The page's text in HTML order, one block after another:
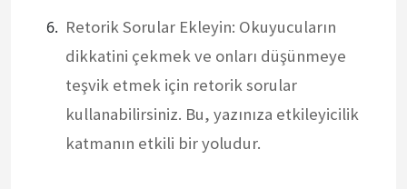
Retorik Sorular Ekleyin: Okuyucuların
dikkatini çekmek ve onları düşünmeye
teşvik etmek için retorik sorular
kullanabilirsiniz. Bu, yazınıza etkileyicilik
katmanın etkili bir yoludur.